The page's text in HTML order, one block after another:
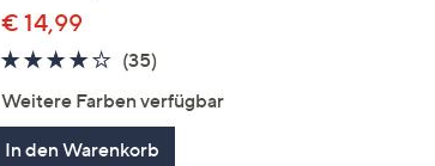
€ 14,99
3.9
(35)
Weitere Farben verfügbar
In den Warenkorb